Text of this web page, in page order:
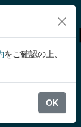
をご確認の上、
OK